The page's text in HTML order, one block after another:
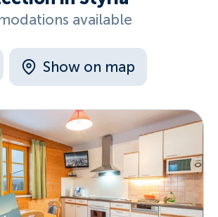
available
Show on map